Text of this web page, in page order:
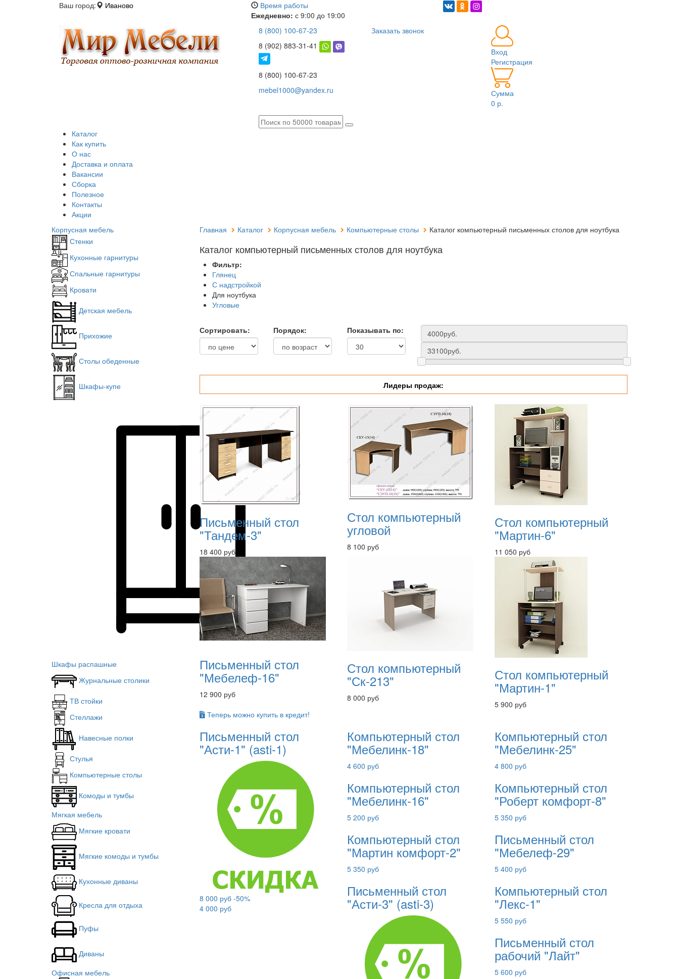
Ваш город: Иваново
Время работы
Ежедневно: с 9:00 до 19:00
8 (800) 100-67-23
8 (902) 883-31-41
8 (800) 100-67-23
mebel1000@yandex.ru
Заказать звонок
Вход
Регистрация
Сумма
0 р.
Каталог
Как купить
О нас
Доставка и оплата
Вакансии
Сборка
Полезное
Контакты
Акции
Корпусная мебель
Стенки
Кухонные гарнитуры
Спальные гарнитуры
Кровати
Детская мебель
Прихожие
Столы обеденные
Шкафы-купе
Шкафы распашные
Журнальные столики
ТВ стойки
Стеллажи
Навесные полки
Стулья
Компьютерные столы
Комоды и тумбы
Мягкая мебель
Мягкие кровати
Мягкие комоды и тумбы
Кухонные диваны
Кресла для отдыха
Пуфы
Диваны
Офисная мебель
Главная Каталог Корпусная мебель Компьютерные столы Каталог компьютерный письменных столов для ноутбука
Каталог компьютерный письменных столов для ноутбука
Фильтр:
Глянец
С надстройкой
Для ноутбука
Угловые
Сортировать: Порядок: Показывать по:
Лидеры продаж:
Письменный стол
"Тандем-3"
18 400 руб
Стол компьютерный
угловой
8 100 руб
Стол компьютерный
"Мартин-6"
11 050 руб
Письменный стол
"Мебелеф-16"
12 900 руб
Стол компьютерный
"Ск-213"
8 000 руб
Стол компьютерный
"Мартин-1"
5 900 руб
Теперь можно купить в кредит!
Письменный стол
"Асти-1" (asti-1)
8 000 руб-50%
4 000 руб
Компьютерный стол
"Мебелинк-18"
4 600 руб
Компьютерный стол
"Мебелинк-25"
4 800 руб
Компьютерный стол
"Мебелинк-16"
5 200 руб
Компьютерный стол
"Роберт комфорт-8"
5 350 руб
Компьютерный стол
"Мартин комфорт-2"
5 350 руб
Письменный стол
"Мебелеф-29"
5 400 руб
Письменный стол
"Асти-3" (asti-3)
Компьютерный стол
"Лекс-1"
5 550 руб
Письменный стол
рабочий "Лайт"
5 600 руб